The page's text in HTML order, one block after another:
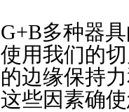
G+B多种器
使用我们的
的边缘保持
这些因素确